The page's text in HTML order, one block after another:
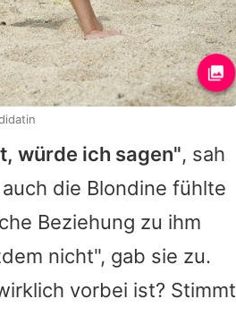
würde ich sagen", sah
die Blondine fühlte
Beziehung zu ihm
nicht", gab sie zu.
vorbei ist? Stimmt